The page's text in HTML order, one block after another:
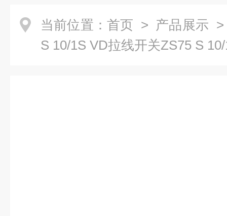
当前位置： 首页 > 产品展示
S 10/1S VD拉线开关ZS75 S